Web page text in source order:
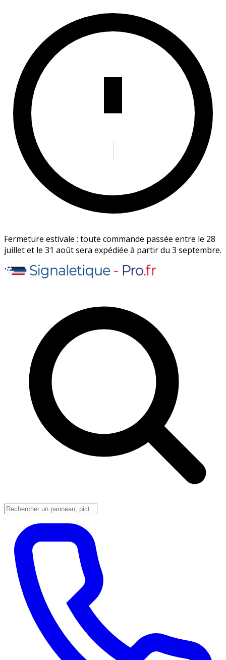
Fermeture estivale : toute commande passée entre le 28
juillet et le 31 août sera expédiée à partir du 3 septembre.